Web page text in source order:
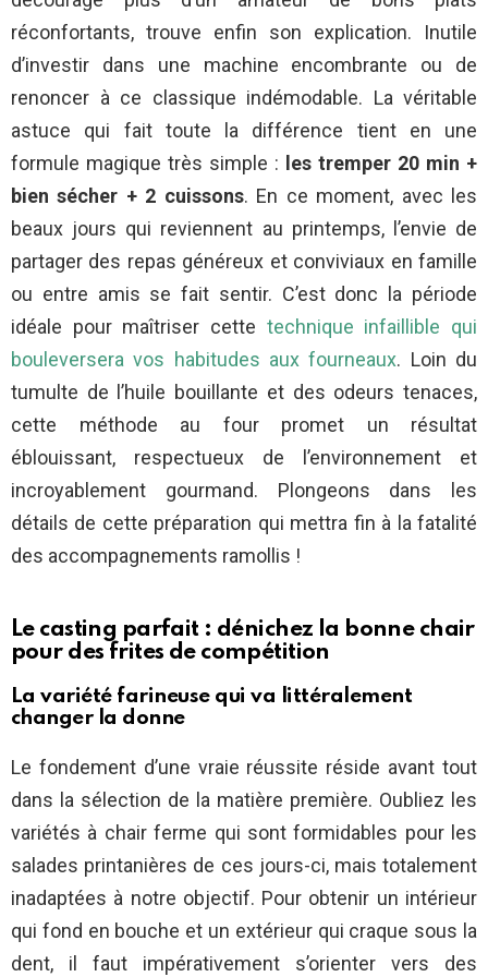
réconfortants, trouve enfin son explication. Inutile
d’investir dans une machine encombrante ou de
renoncer à ce classique indémodable. La véritable
astuce qui fait toute la différence tient en une
formule magique très simple :
les tremper 20 min +
bien sécher + 2 cuissons. En ce moment, avec les
beaux jours qui reviennent au printemps, l’envie de
partager des repas généreux et conviviaux en famille
ou entre amis se fait sentir. C’est donc la période
idéale pour maîtriser cette technique infaillible qui
bouleversera vos habitudes aux fourneaux. Loin du
tumulte de l’huile bouillante et des odeurs tenaces,
cette méthode au four promet un résultat
éblouissant, respectueux de l’environnement et
incroyablement gourmand. Plongeons dans les
détails de cette préparation qui mettra fin à la fatalité
des accompagnements ramollis !
Le casting parfait : dénichez la bonne chair
pour des frites de compétition
La variété farineuse qui va littéralement
changer la donne
Le fondement d’une vraie réussite réside avant tout
dans la sélection de la matière première. Oubliez les
variétés à chair ferme qui sont formidables pour les
salades printanières de ces jours-ci, mais totalement
inadaptées à notre objectif. Pour obtenir un intérieur
qui fond en bouche et un extérieur qui craque sous la
dent, il faut impérativement s’orienter vers des